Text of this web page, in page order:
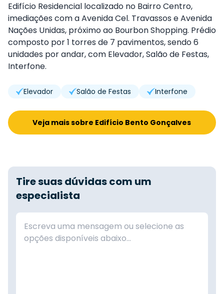
Edifício Residencial localizado no Bairro Centro,
imediações com a Avenida Cel. Travassos e Avenida
Nações Unidas, próximo ao Bourbon Shopping. Prédio
composto por 1 torres de 7 pavimentos, sendo 6
unidades por andar, com Elevador, Salão de Festas,
Interfone.
Elevador Salão de Festas Interfone
Veja mais sobre Edifício Bento Gonçalves
Tire suas dúvidas com um
especialista